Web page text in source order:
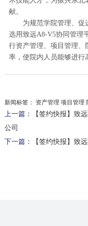
献。
为规范学院管理、促
选用致远A8-V5协同管理
行资产管理、项目管理、
率，使院内人员能够进行
新闻标签： 资产管理 项目管理
上一篇：
【签约快报】致
公司
下一篇：
【签约快报】致